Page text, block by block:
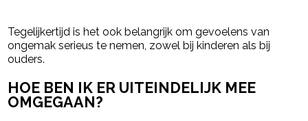
Tegelijkertijd is het ook belangrijk om gevoelens van
ongemak serieus te nemen, zowel bij kinderen als bij
ouders.
HOE BEN IK ER UITEINDELIJK MEE
OMGEGAAN?